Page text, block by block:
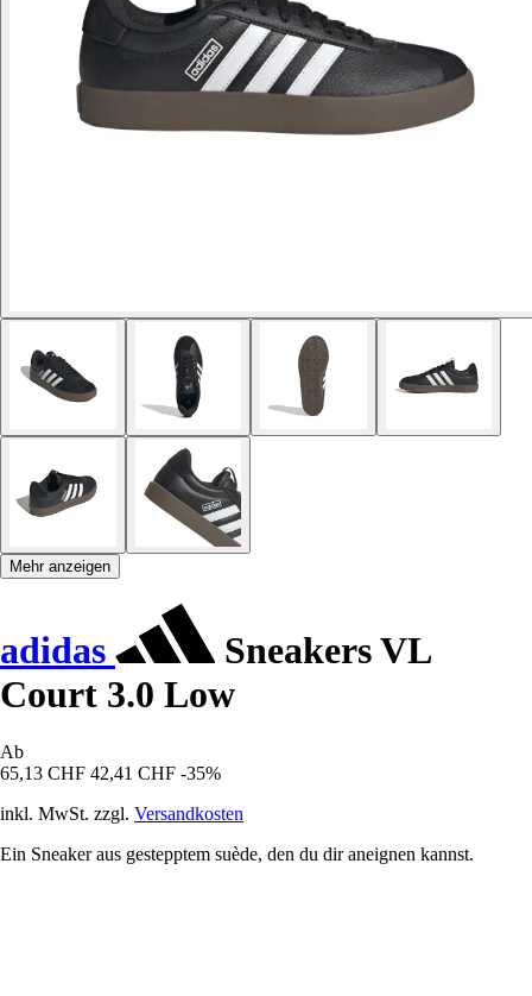
Mehr anzeigen
adidas
Sneakers VL
Court 3.0 Low
Ab
65,13 CHF 42,41 CHF -35%
inkl. MwSt. zzgl. Versandkosten
Ein Sneaker aus gestepptem suède, den du dir aneignen kannst.